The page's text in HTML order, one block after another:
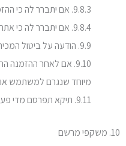
9.8.3. אם יתברר לה כי ההזמנה ו/או המכירה לוותה בפעילות בלתי חוקית שלך ו/או מי מטעמך ו/או צד ג' כלשהו;
9.8.4. אם יתברר לה כי אתה עלול לשוב ולמכור את המוצר לצד ג' ו/או לסחור בו.
9.9. הודעה על ביטול המכירה תימסר לך בטלפון ו/או במייל ו/או בכתב לכתובת אותה ציינת בעת ביצוע ההזמנה.
9.10. אם לאחר
מיוחד שנגרם למשתמש או
9.11. תיקא תפרסם מדי פעם מבצעים והצעות מיוחדות ללקוחותיה באתר, והינה רשאית בכל עת, לשנות את תנאי המבצעים הנ"ל ו/או להפסיקם.
10. משקפי מרשם